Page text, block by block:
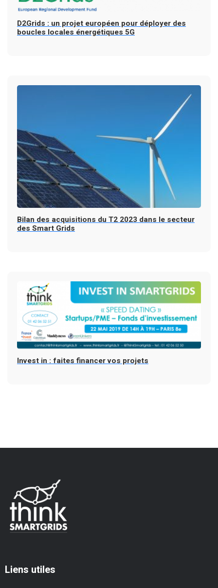
D2Grids : un projet européen pour déployer des
boucles locales énergétiques 5G
Bilan des acquisitions du T2 2023 dans le secteur
des Smart Grids
Invest in : faites financer vos projets
Liens utiles